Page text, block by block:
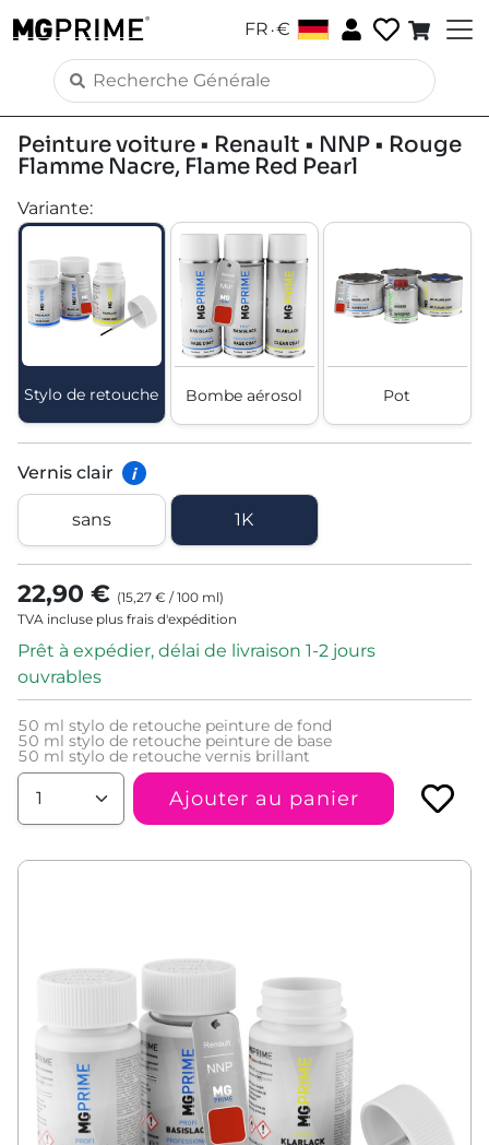
FR .€
Peinture voiture • Renault • NNP • Rouge
Flamme Nacre, Flame Red Pearl
Variante:
Stylo de retouche Bombe aérosol Pot
Vernis clair i
sans 1K
22,90 € (15,27 € /100 ml)
TVA incluse plus frais d'expédition
Prêt à expédier, délai de livraison 1-2 jours
ouvrables
50 ml stylo de retouche peinture de fond
50 ml stylo de retouche peinture de base
50 ml stylo de retouche vernis brillant
Ajouter au panier